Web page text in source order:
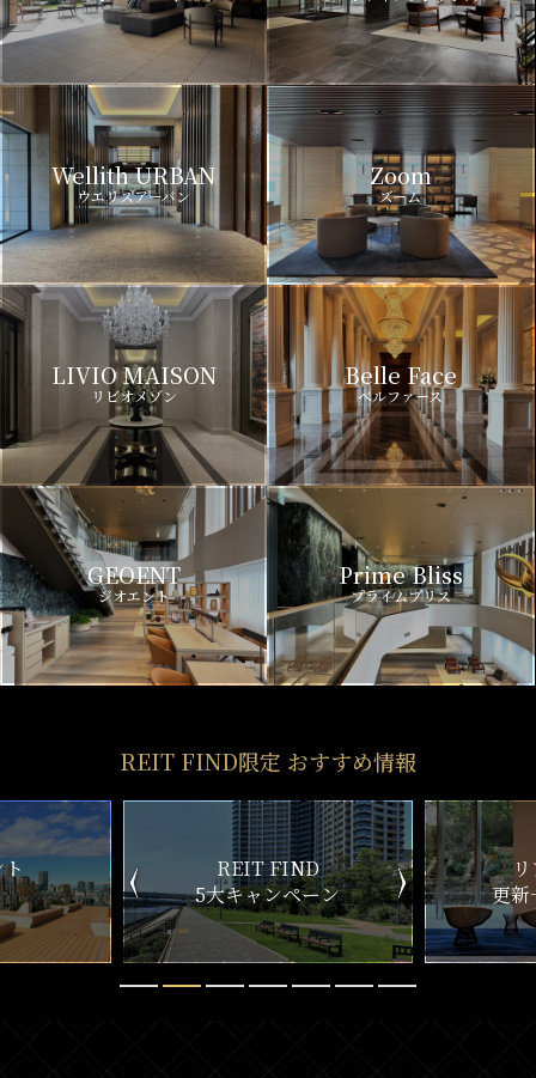
Wellith URBAN
ウエリスアーバン
Zoom
ズーム
LIVIO MAISON
リビオメゾン
Belle Face
ベルファース
GEOENT
ジオエント
Prime Bliss
プライムブリス
REIT FIND限定 おすすめ情報
ン
リアルタイム
更新一覧チェック
新